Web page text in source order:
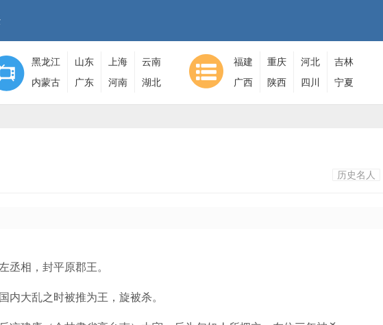
黑龙江 山东 上海
云南
内蒙古
广东 河南 湖北
福建 重庆 河北
吉林
广西
陕西 四川 宁夏
历史名人
丞相，封平原郡王。
内大乱之时被推为王，旋被杀。